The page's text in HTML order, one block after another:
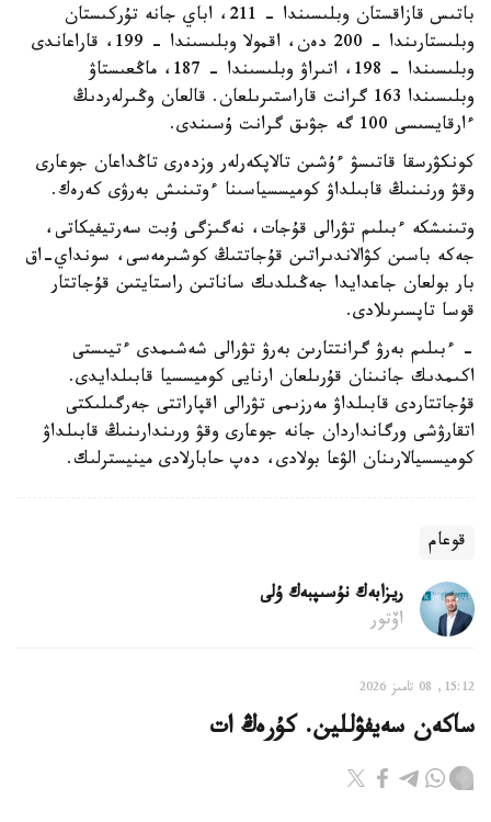
باتىس قازاقستان وبلىسىندا – 211، اباي جانە تۇركىستان
وبلىستارىندا – 200 دەن، اقمولا وبلىسىندا – 199، قاراعاندى
وبلىسىندا – 198، اتىراۋ وبلىسىندا – 187، ماڭعىستاۋ
وبلىسىندا 163 گرانت قاراستىرىلعان. قالعان وڭىرلەردىڭ
ءارقايسىسى 100 گە جۋىق گرانت ۇسىندى.
كونكۋرسقا قاتىسۋ ءۇشىن تالاپكەرلەر وزدەرى تاڭداعان جوعارى
وقۋ ورنىنىڭ قابىلداۋ كوميسسياسىنا ءوتىنىش بەرۋى كەرەك.
وتىنىشكە ءبىلىم تۋرالى قۇجات، نەگىزگى ۇبت سەرتيفيكاتى،
جەكە باسىن كۋالاندىراتىن قۇجاتتىڭ كوشىرمەسى، سونداي-اق
بار بولعان جاعدايدا جەڭىلدىك ساناتىن راستايتىن قۇجاتتار
قوسا تاپسىرىلادى.
- ءبىلىم بەرۋ گرانتتارىن بەرۋ تۋرالى شەشىمدى ءتيىستى
اكىمدىك جانىنان قۇرىلعان ارنايى كوميسسيا قابىلدايدى.
قۇجاتتاردى قابىلداۋ مەرزىمى تۋرالى اقپاراتتى جەرگىلىكتى
اتقارۋشى ورگانداردان جانە جوعارى وقۋ ورىندارىنىڭ قابىلداۋ
كوميسسيالارىنان الۋعا بولادى، دەپ حابارلادى مينيسترلىك.
قوعام
ريزابەك نۇسىپبەك ۇلى
اۆتور
15:12, 08 تامىز 2026
ساكەن سەيفۋللين. كۇرەڭ ات